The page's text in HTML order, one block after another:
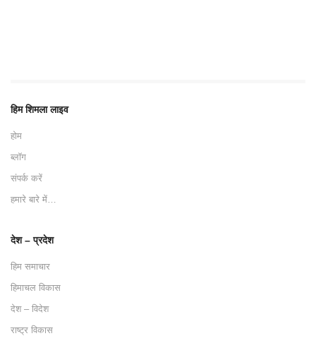
हिम शिमला लाइव
होम
ब्लॉग
संपर्क करें
हमारे बारे में…
देश – प्रदेश
हिम समाचार
हिमाचल विकास
देश – विदेश
राष्ट्र विकास